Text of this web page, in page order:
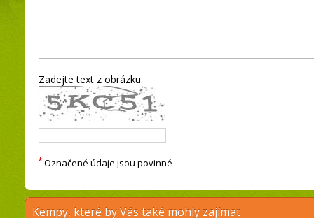
Zadejte text z obrázku:
* Označené údaje jsou povinné
Kempy, které by Vás také mohly zajímat